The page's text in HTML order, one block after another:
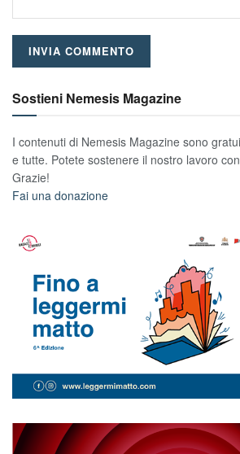
Sostieni Nemesis Magazine
I contenuti di Nemesis Magazine sono
e tutte. Potete sostenere il nostro lavoro
Grazie!
Fai una donazione